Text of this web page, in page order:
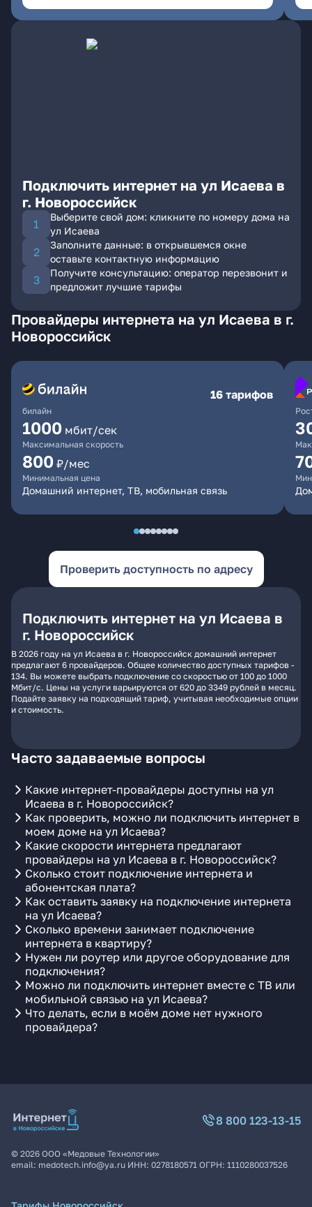
Подключить интернет на ул Исаева в
г. Новороссийск
Выберите свой дом: кликните по номеру дома на
ул Исаева
Заполните данные: в открывшемся окне
оставьте контактную информацию
Получите консультацию: оператор перезвонит и
предложит лучшие тарифы
Провайдеры интернета на ул Исаева в г.
Новороссийск
билайн
16 тарифов
1000 мбит/сек
Максимальная скорость
800 ₽/мес
Минимальная цена
Домашний интернет, ТВ, мобильная связь
Проверить доступность по адресу
Подключить интернет на ул Исаева в
г. Новороссийск
В 2026 году на ул Исаева в г. Новороссийск домашний интернет
предлагают 6 провайдеров. Общее количество доступных тарифов -
134. Вы можете выбрать подключение со скоростью от 100 до 1000
Мбит/с. Цены на услуги варьируются от 620 до 3349 рублей в месяц.
Подайте заявку на подходящий тариф, учитывая необходимые опции
и стоимость.
Часто задаваемые вопросы
Какие интернет-провайдеры доступны на ул
Исаева в г. Новороссийск?
Как проверить, можно ли подключить интернет в
моем доме на ул Исаева?
Какие скорости интернета предлагают
провайдеры на ул Исаева в г. Новороссийск?
Сколько стоит подключение интернета и
абонентская плата?
Как оставить заявку на подключение интернета
на ул Исаева?
Сколько времени занимает подключение
интернета в квартиру?
Нужен ли роутер или другое оборудование для
подключения?
Можно ли подключить интернет вместе с ТВ или
мобильной связью на ул Исаева?
Что делать, если в моём доме нет нужного
провайдера?
8 800 123-13-15
© 2026 ООО «Медовые Технологии»
email: medotech.info@ya.ru ИНН: 0278180571 ОГРН: 1110280037526